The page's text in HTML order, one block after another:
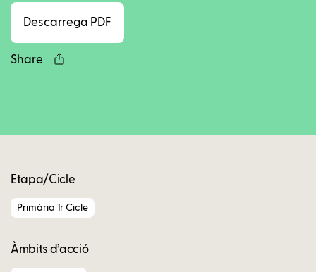
Descarrega PDF
Share
Etapa/Cicle
Primària 1r Cicle
Àmbits d’acció